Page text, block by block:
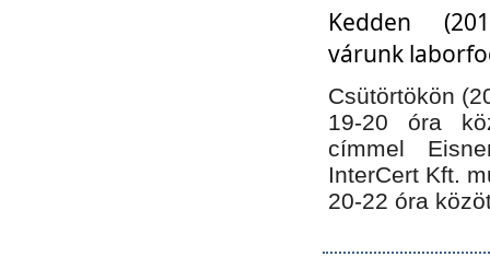
Kedden
várunk
Csütörtökön
19-20 óra
címmel
InterCert Kft.
20-22 óra